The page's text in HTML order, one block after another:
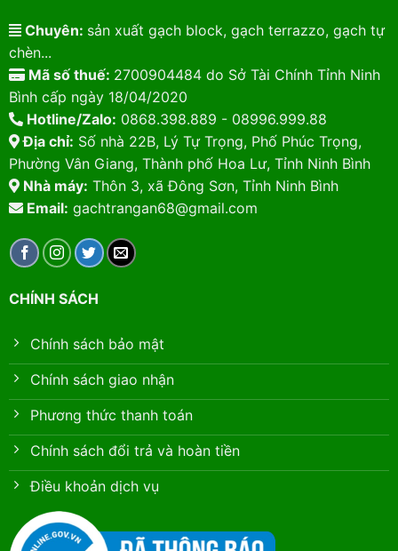
Chuyên: sản xuất gạch block, gạch terrazzo, gạch tự
chèn...
Mã số thuế: 2700904484 do Sở Tài Chính Tỉnh Ninh
Bình cấp ngày 18/04/2020
Hotline/Zalo: 0868.398.889 - 08996.999.88
Địa chỉ: Số nhà 22B, Lý Tự Trọng, Phố Phúc Trọng,
Phường Vân Giang, Thành phố Hoa Lư, Tỉnh Ninh Bình
Nhà máy: Thôn 3, xã Đông Sơn, Tỉnh Ninh Bình
Email: gachtrangan68@gmail.com
CHÍNH SÁCH
Chính sách bảo mật
Chính sách giao nhận
Phương thức thanh toán
Chính sách đổi trả và hoàn tiền
Điều khoản dịch vụ